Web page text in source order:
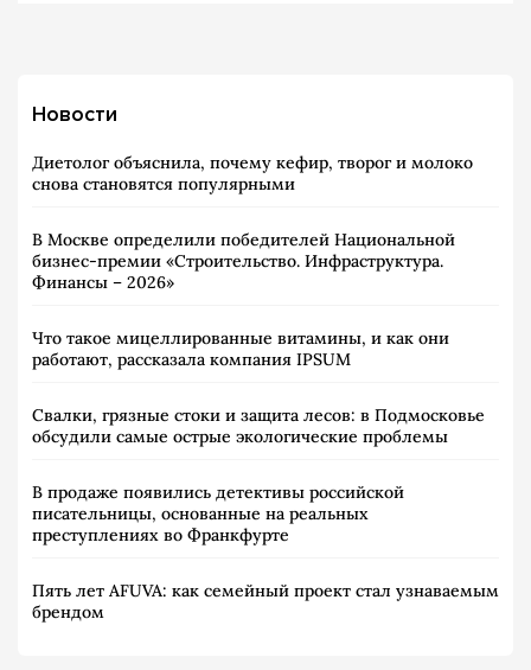
Новости
Диетолог объяснила, почему кефир, творог и молоко
снова становятся популярными
В Москве определили победителей Национальной
бизнес-премии «Строительство. Инфраструктура.
Финансы – 2026»
Что такое мицеллированные витамины, и как они
работают, рассказала компания IPSUM
Свалки, грязные стоки и защита лесов: в Подмосковье
обсудили самые острые экологические проблемы
В продаже появились детективы российской
писательницы, основанные на реальных
преступлениях во Франкфурте
Пять лет AFUVA: как семейный проект стал узнаваемым
брендом